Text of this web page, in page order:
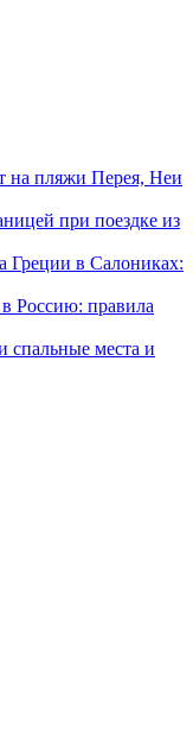
на пляжи Перея, Неи
при поездке из
Греции в Салониках:
Россию: правила
спальные места и